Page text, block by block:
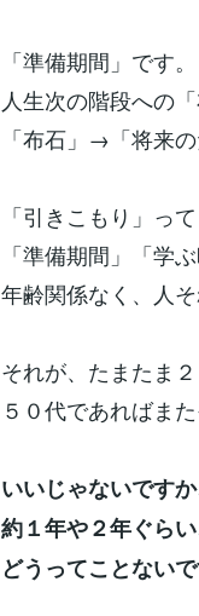
「準備期間」です。
人生次の階段への「
「布石」→「将来
「引きこもり」っ
「準備期間」「学
年齢関係なく、人そ
それが、たまたま
５０代であればま
いいじゃないです
約１年や２年ぐら
どうってことないで